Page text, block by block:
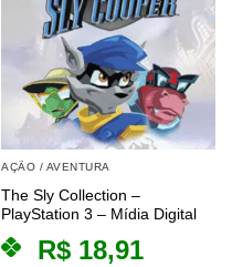
AÇÃO / AVENTURA
The Sly Collection –
PlayStation 3 – Mídia Digital
R$ 18,91